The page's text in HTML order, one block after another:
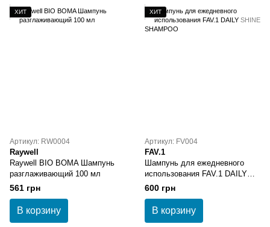
ХИТ
Артикул: RW0004
Raywell
Raywell BIO BOMA Шампунь
разглаживающий 100 мл
561 грн
В корзину
ХИТ
Артикул: FV004
FAV.1
Шампунь для ежедневного
использования FAV.1 DAILY
SHINE SHAMPOO
600 грн
В корзину